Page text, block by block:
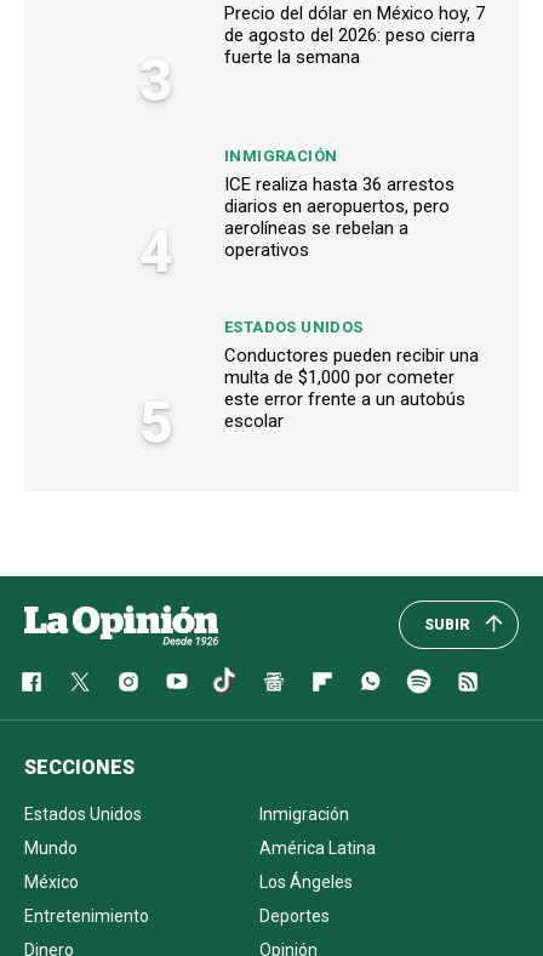
3
Precio del dólar en México hoy, 7
de agosto del 2026: peso cierra
fuerte la semana
4
INMIGRACIÓN
ICE realiza hasta 36 arrestos
diarios en aeropuertos, pero
aerolíneas se rebelan a
operativos
5
ESTADOS UNIDOS
Conductores pueden recibir una
multa de $1,000 por cometer
este error frente a un autobús
escolar
SUBIR
SECCIONES
Estados Unidos
Inmigración
Mundo
América Latina
México
Los Ángeles
Entretenimiento
Deportes
Dinero
Opinión